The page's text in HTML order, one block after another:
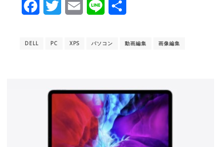
FacebookTwitter Email Line
DELL PC XPS パソコン 動画編集 画像編集